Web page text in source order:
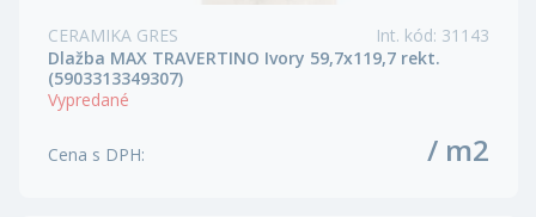
CERAMIKA GRES Int. kód: 31143
Dlažba MAX TRAVERTINO Ivory 59,7x119,7 rekt.
(5903313349307)
Vypredané
Cena s DPH: / m2